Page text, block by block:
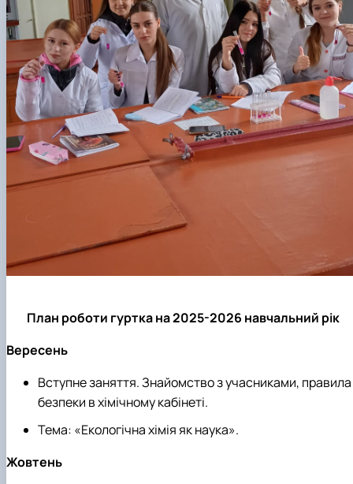
План роботи гуртка на 2025-2026 навчальний рік
Вересень
Вступне заняття. Знайомство з учасниками, правила
безпеки в хімічному кабінеті.
Тема: «Екологічна хімія як наука».
Жовтень